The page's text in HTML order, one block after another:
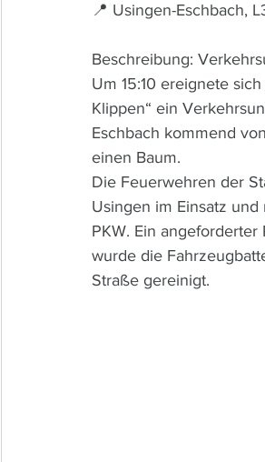
📍 Usingen-Eschbach,
Beschreibung:
Um 15:10 ereignete
Klippen“ ein
Eschbach kommend
einen Baum.
Die Feuerwehren der
Usingen im Einsatz
PKW. Ein
wurde die
Straße gereinigt.